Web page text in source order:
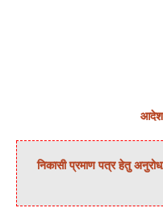
निकासी प्रमाण पत्र हेतु